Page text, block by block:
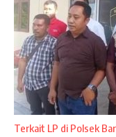
Terkait LP di Polsek